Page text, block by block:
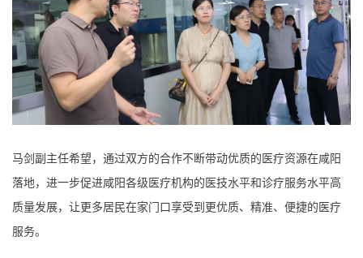
马剑副主任希望，通过双方的合作不断带动优质的医疗资源在咸阳
落地，进一步促进咸阳各级医疗机构的医技水平和诊疗服务水平高
质量发展，让更多居民在家门口享受到更优质、精准、便捷的医疗
服务。